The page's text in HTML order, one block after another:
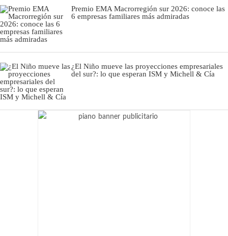
Premio EMA Macrorregión sur 2026: conoce las
6 empresas familiares más admiradas
¿El Niño mueve las proyecciones empresariales
del sur?: lo que esperan ISM y Michell & Cía